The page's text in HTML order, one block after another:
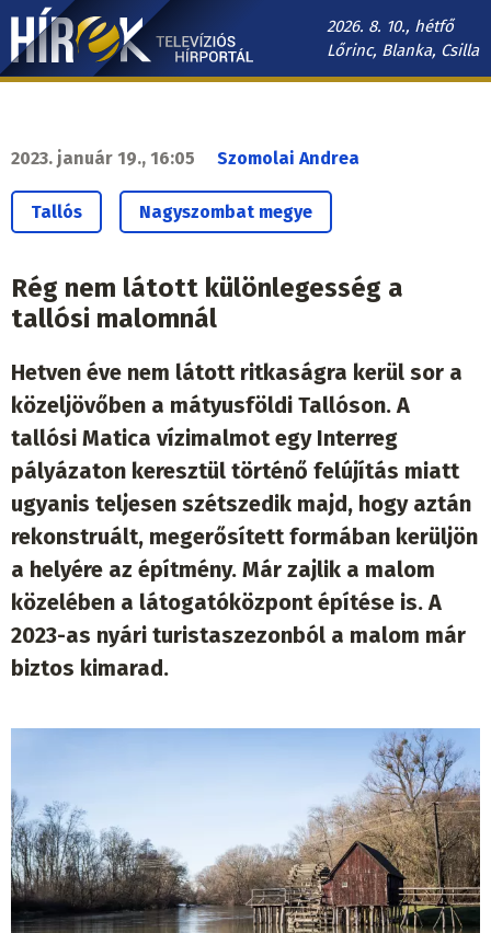
Ugrás
tartalomra
2026. 8. 10., hétfő
Lőrinc, Blanka, Csilla
Hírek.sk
navigáció
2023. január 19., 16:05 Szomolai Andrea
Tallós Nagyszombat megye
Rég nem látott különlegesség a
tallósi malomnál
Hetven éve nem látott ritkaságra kerül sor a
közeljövőben a mátyusföldi Tallóson. A
tallósi Matica vízimalmot egy Interreg
pályázaton keresztül történő felújítás miatt
ugyanis teljesen szétszedik majd, hogy aztán
rekonstruált, megerősített formában kerüljön
a helyére az építmény. Már zajlik a malom
közelében a látogatóközpont építése is. A
2023-as nyári turistaszezonból a malom már
biztos kimarad.